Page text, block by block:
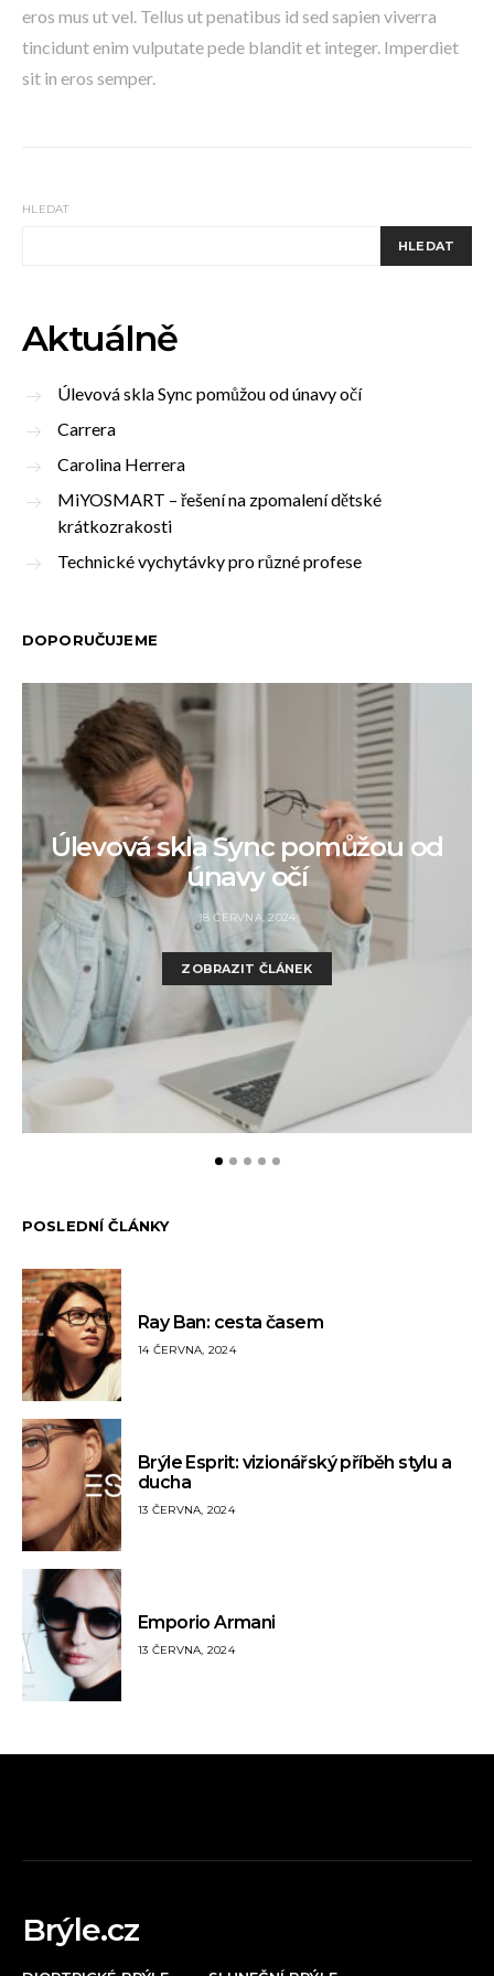
eros mus ut vel. Tellus ut penatibus id sed sapien viverra
tincidunt enim vulputate pede blandit et integer. Imperdiet
sit in eros semper.
HLEDAT
HLEDAT
Aktuálně
Úlevová skla Sync pomůžou od únavy očí
Carrera
Carolina Herrera
MiYOSMART – řešení na zpomalení dětské
krátkozrakosti
Technické vychytávky pro různé profese
DOPORUČUJEME
Úlevová skla Sync pomůžou od
únavy očí
18 ČERVNA, 2024
ZOBRAZIT ČLÁNEK
POSLEDNÍ ČLÁNKY
Ray Ban: cesta časem
14 ČERVNA, 2024
Brýle Esprit: vizionářský příběh stylu a
ducha
13 ČERVNA, 2024
Emporio Armani
13 ČERVNA, 2024
Brýle.cz